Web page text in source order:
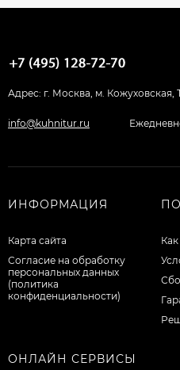
Адрес: г. Москва, м.
info@kuhnitur.ru
ИНФОРМАЦИЯ
Карта сайта
Согласие на обработку
персональных данных
(политика
конфиденциальности)
ОНЛАЙН СЕРВИСЫ